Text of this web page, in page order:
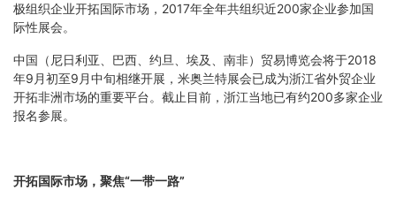
极组织企业开拓国际市场，2017年全年共组织近200家企业参加国
际性展会。
中国（尼日利亚、巴西、约旦、埃及、南非）贸易博览会将于2018
年9月初至9月中旬相继开展，米奥兰特展会已成为浙江省外贸企业
开拓非洲市场的重要平台。截止目前，浙江当地已有约200多家企业
报名参展。
开拓国际市场，聚焦“一带一路”